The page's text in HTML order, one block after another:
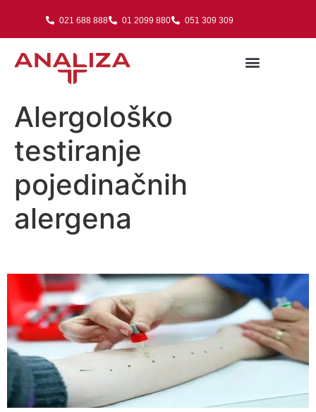
021 688 888 01 2099 880 051 309 309
Alergološko
testiranje
pojedinačnih
alergena